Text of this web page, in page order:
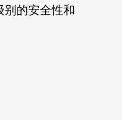
别的安全性和